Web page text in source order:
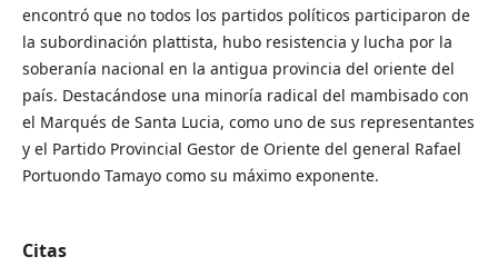
encontró que no todos los partidos políticos participaron de
la subordinación plattista, hubo resistencia y lucha por la
soberanía nacional en la antigua provincia del oriente del
país. Destacándose una minoría radical del mambisado con
el Marqués de Santa Lucia, como uno de sus representantes
y el Partido Provincial Gestor de Oriente del general Rafael
Portuondo Tamayo como su máximo exponente.
Citas